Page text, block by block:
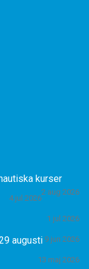
kurser
2 aug 2026
4 jul 2026
1 jul 2026
augusti 9 jun 2026
13 maj 2026